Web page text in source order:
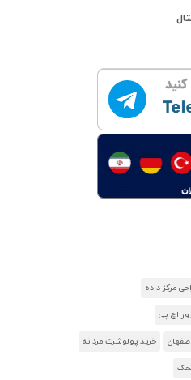
مرکز داده
اچ پی
خرید پولوشرت مردانه
محک